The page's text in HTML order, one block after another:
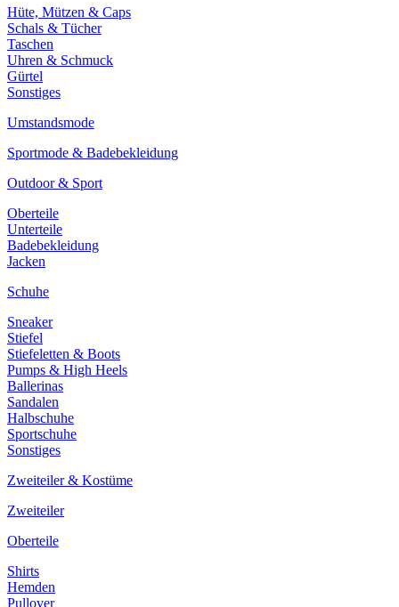
Hüte, Mützen & Caps
Schals & Tücher
Taschen
Uhren & Schmuck
Gürtel
Sonstiges
Umstandsmode
Sportmode & Badebekleidung
Outdoor & Sport
Oberteile
Unterteile
Badebekleidung
Jacken
Schuhe
Sneaker
Stiefel
Stiefeletten & Boots
Pumps & High Heels
Ballerinas
Sandalen
Halbschuhe
Sportschuhe
Sonstiges
Zweiteiler & Kostüme
Zweiteiler
Oberteile
Shirts
Hemden
Pullover